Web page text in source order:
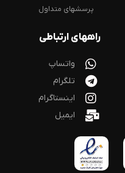
پرسشهای متداول
راههای ارتباطی
واتساپ
تلگرام
اینستاگرام
ایمیل